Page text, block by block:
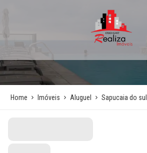
Home Imóveis Aluguel Sapucaia do sul